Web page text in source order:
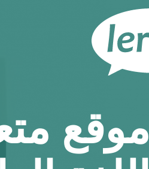
موقع